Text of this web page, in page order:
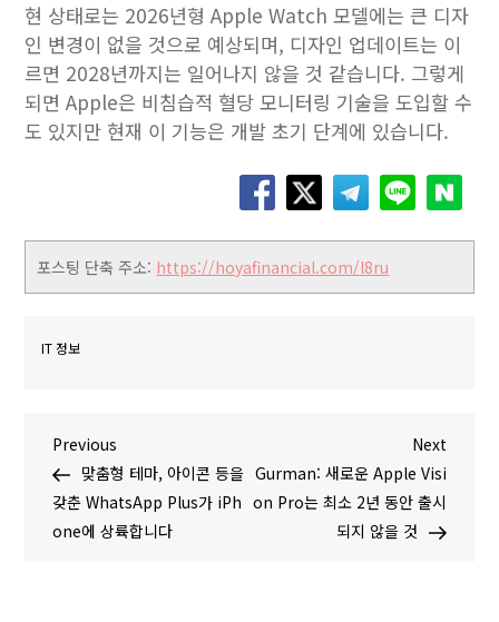
현 상태로는 2026년형 Apple Watch 모델에는 큰 디자
인 변경이 없을 것으로 예상되며, 디자인 업데이트는 이
르면 2028년까지는 일어나지 않을 것 같습니다. 그렇게
되면 Apple은 비침습적 혈당 모니터링 기술을 도입할 수
도 있지만 현재 이 기능은 개발 초기 단계에 있습니다.
포스팅 단축 주소: https://hoyafinancial.com/l8ru
IT 정보
글
탐
P
r
e
v
Previous
맞춤형 테마, 아이콘 등을
갖춘 WhatsApp Plus가 iPh
one에 상륙합니다
N
e
t
Next
Gurman: 새로운 Apple Visi
on Pro는 최소 2년 동안 출시
되지 않을 것